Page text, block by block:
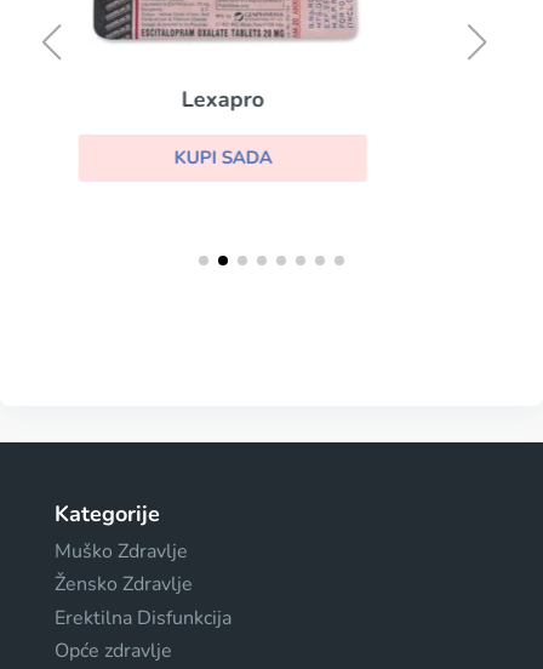
Kategorije
Muško Zdravlje
Žensko Zdravlje
Erektilna Disfunkcija
Opće zdravlje